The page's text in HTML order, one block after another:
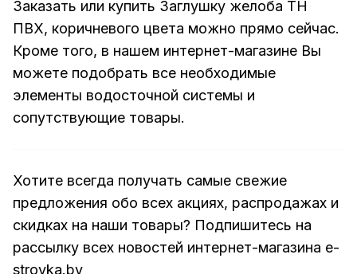
Заказать или купить Заглушку желоба ТН
ПВХ, коричневого цвета можно прямо сейчас.
Кроме того, в нашем интернет-магазине Вы
можете подобрать все необходимые
элементы водосточной системы и
сопутствующие товары.
Хотите всегда получать самые свежие
предложения обо всех акциях, распродажах и
скидках на наши товары? Подпишитесь на
рассылку всех новостей интернет-магазина e-
stroyka.by